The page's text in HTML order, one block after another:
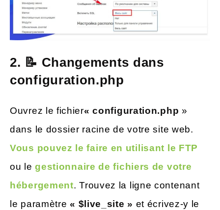
2. 📝 Changements dans
configuration.php
Ouvrez le fichier« configuration.php »
dans le dossier racine de votre site web.
Vous pouvez le faire en utilisant le FTP
ou legestionnaire de fichiers de votre
hébergement. Trouvez la ligne contenant
le paramètre« $live_site » et écrivez-y le